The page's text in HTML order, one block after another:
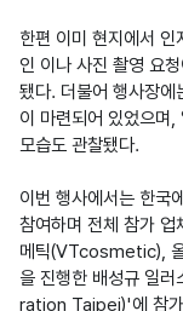
한편 이미 현지에서
인 이나 사진 촬영 요
됐다. 더불어 행사장
이 마련되어 있었으며
모습도 관찰됐다.
이번 행사에서는 한국
참여하며 전체 참가 업
메틱(VTcosmetic),
을 진행한 배성규 일
ration Taipei)'에 참가